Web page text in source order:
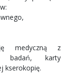
medyczną z
badań, karty
kserokopię.